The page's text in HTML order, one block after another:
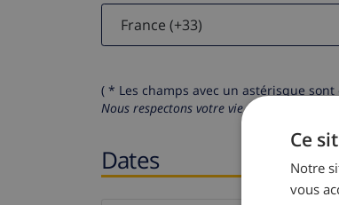
( * Les champs avec un astérisque
Nous respectons votre vie privée.
Dates
Ce
Notre
vous